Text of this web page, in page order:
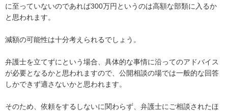
に至っていないのであれば300万円というのは高額な部類に入るか
と思われます。
減額の可能性は十分考えられるでしょう。
弁護士を立てずにという場合、具体的な事情に沿ってのアドバイス
が必要となるかと思われますので、公開相談の場では一般的な回答
しかできず適さないかと思われます。
そのため、依頼をするしないに関わらず、弁護士にご相談されたほ